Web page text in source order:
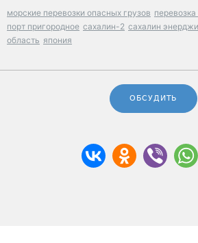
морские перевозки опасных грузов перевозка
порт пригородное сахалин-2 сахалин энерджи
область япония
ОБСУДИТЬ